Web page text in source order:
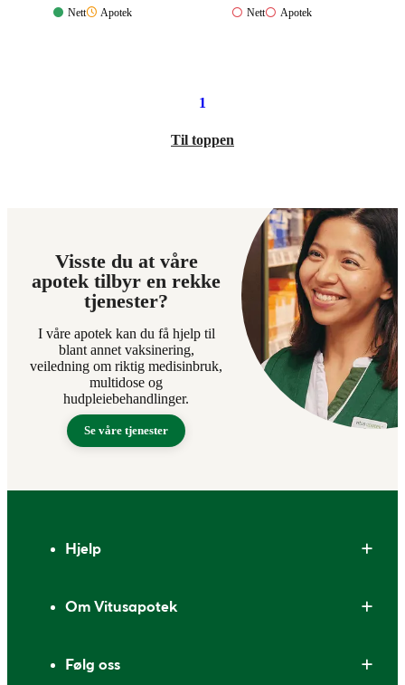
Nett:
Nett
Apotek:
Apotek
Nett:
Nett
Apotek:
Apotek
1
Til toppen
Visste du at våre
apotek tilbyr en rekke
tjenester?
I våre apotek kan du få hjelp til
blant annet vaksinering,
veiledning om riktig medisinbruk,
multidose og
hudpleiebehandlinger.
Se våre tjenester
Hjelp
Om Vitusapotek
Følg oss